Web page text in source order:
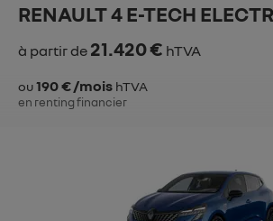
RENAULT 4 E-TECH
à partir de 21.420 € hTVA
ou190 € /mois hTVA
en renting financier